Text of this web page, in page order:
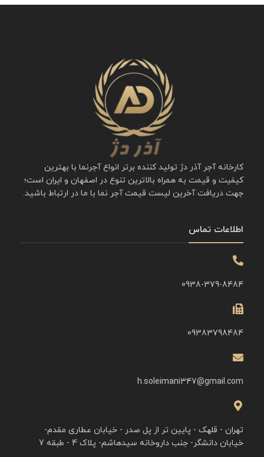
کارخانه آجر آذر دژ تولید کننده برتر انواع آجرنما با بهترین
کیفیت و قیمت به همراه بالاترین تنوع در اصفهان و ایران است؛
جهت دریافت آخرین لیست قیمت آجر نما با ما در ارتباط باشید.
اطلاعات تماس
0938-379-8484
09383798484
h.soleimani347@gmail.com
تهران - قلهک - پایین تر از پل صدر - خیابان عطاری مقدم-
خیابان دانشگر- جنب داروخانه سیدهاشم- پلاک 4 - طبقه 7